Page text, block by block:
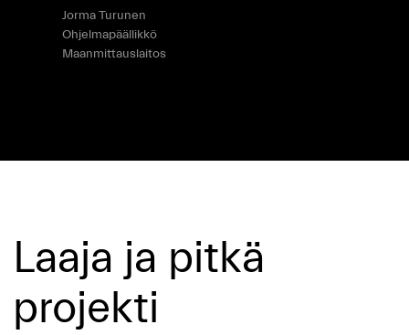
Jorma Turunen
Ohjelmapäällikkö
Maanmittauslaitos
Laaja ja pitkä
projekti